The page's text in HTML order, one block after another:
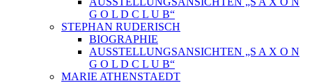
G O L D C L U B“
STEPHAN RUDERISCH
BIOGRAPHIE
AUSSTELLUNGSANSICHTEN „S A X O N
G O L D C L U B“
MARIE ATHENSTAEDT